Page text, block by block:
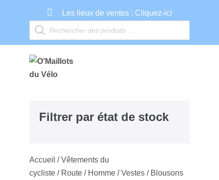
Les lieux de ventes : Cliquez-ici
Filtrer par état de stock
Accueil /Vêtements du
cycliste / Route / Homme / Vestes / Blousons